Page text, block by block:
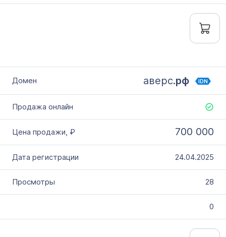
аверс.рф IDN
700 000
24.04.2025
28
0